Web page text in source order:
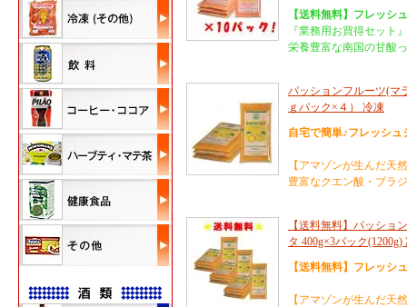
【送料無料】フレッシ
『業務用お買得セット』
栄養豊富な南国の甘酸
パッションフルーツ(マ
ｇパック×４） 冷凍
自宅で簡単♪フレッシュ
【アマゾンが生んだ天
豊富なクエン酸・ブラ
【送料無料】パッショ
タ 400g×3パック(1200g)
【送料無料】フレッシ
【アマゾンが生んだ天